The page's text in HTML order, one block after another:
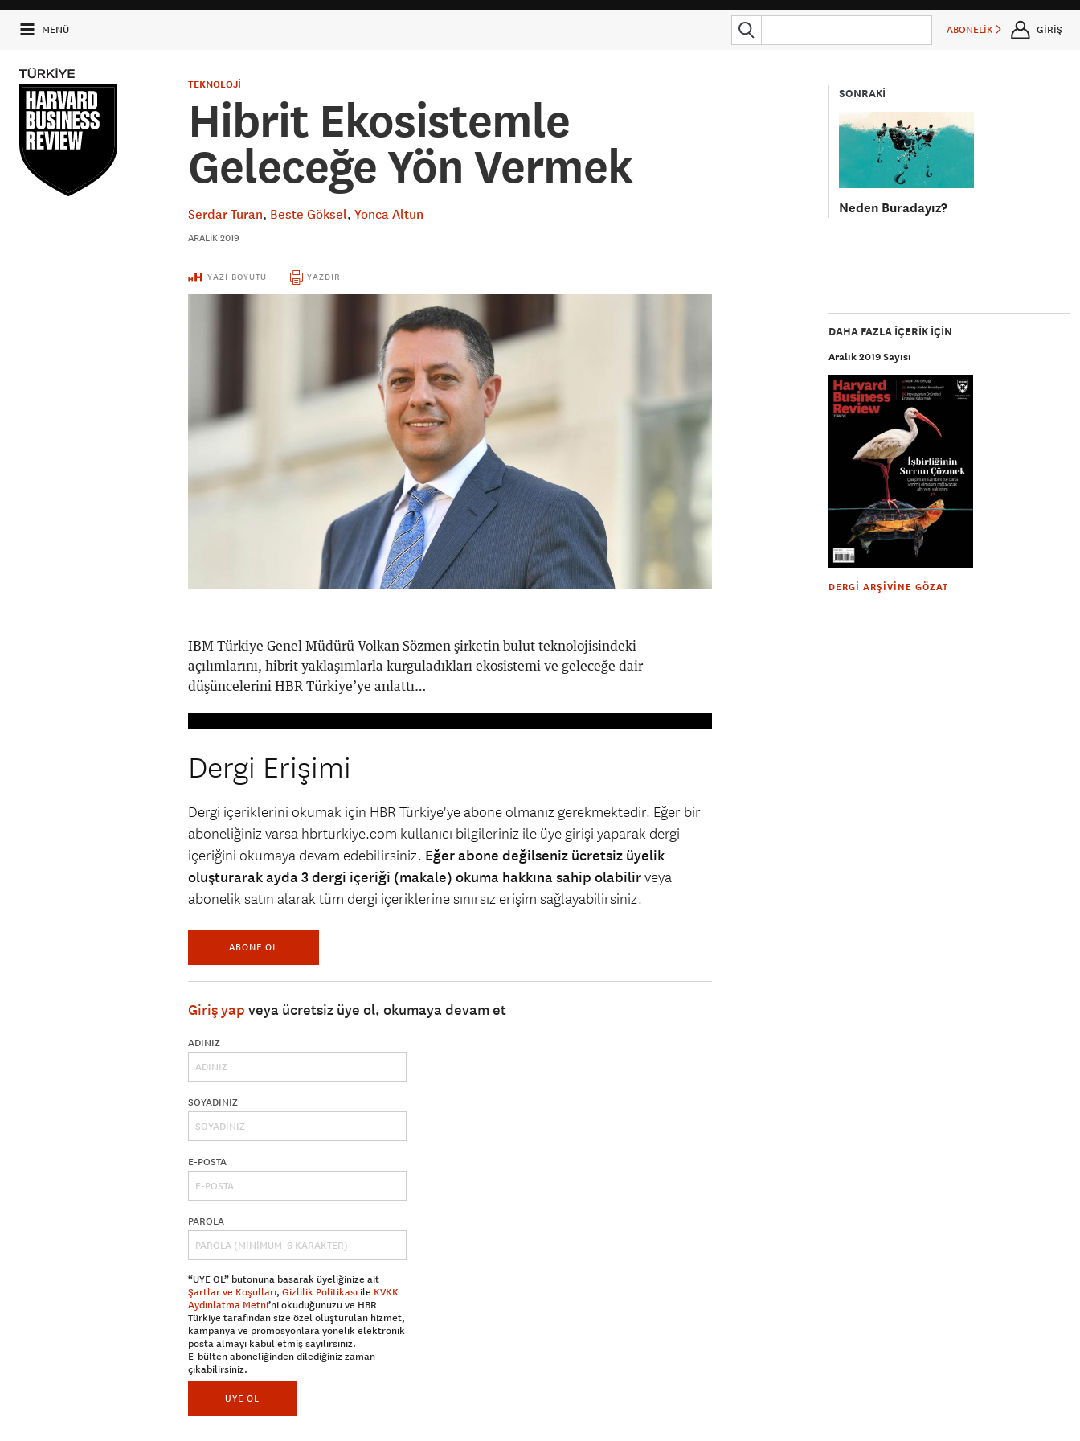
MENÜ ABONELİK GİRİŞ
SONRAKİ
Neden Buradayız?
TEKNOLOJİ
Hibrit Ekosistemle
Geleceğe Yön Vermek
Serdar Turan Beste Göksel Yonca Altun
ARALIK 2019
YAZI BOYUTU YAZDIR
DAHA FAZLA IÇERIK IÇIN
Aralık 2019 Sayısı
DERGI ARŞIVINE GÖZAT
IBM Türkiye Genel Müdürü Volkan Sözmen şirketin bulut teknolojisindeki
açılımlarını, hibrit yaklaşımlarla kurguladıkları ekosistemi ve geleceğe dair
düşüncelerini HBR Türkiye’ye anlattı…
Dergi Erişimi
Dergi içeriklerini okumak için HBR Türkiye'ye abone olmanız gerekmektedir. Eğer bir
aboneliğiniz varsa hbrturkiye.com kullanıcı bilgileriniz ile üye girişi yaparak dergi
içeriğini okumaya devam edebilirsiniz. Eğer abone değilseniz ücretsiz üyelik
oluşturarak ayda 3 dergi içeriği (makale) okuma hakkına sahip olabilirveya
abonelik satın alarak tüm dergi içeriklerine sınırsız erişim sağlayabilirsiniz.
ABONE OL
Giriş yap veya ücretsiz üye ol, okumaya devam et
ADINIZ
SOYADINIZ
E-POSTA
PAROLA
“ÜYE OL” butonuna basarak üyeliğinize ait
Şartlar ve Koşulları, Gizlilik Politikası ile KVKK
Aydınlatma Metni’ni okuduğunuzu ve HBR
Türkiye tarafından size özel oluşturulan hizmet,
kampanya ve promosyonlara yönelik elektronik
posta almayı kabul etmiş sayılırsınız.
E-bülten aboneliğinden dilediğiniz zaman
çıkabilirsiniz.
ÜYE OL